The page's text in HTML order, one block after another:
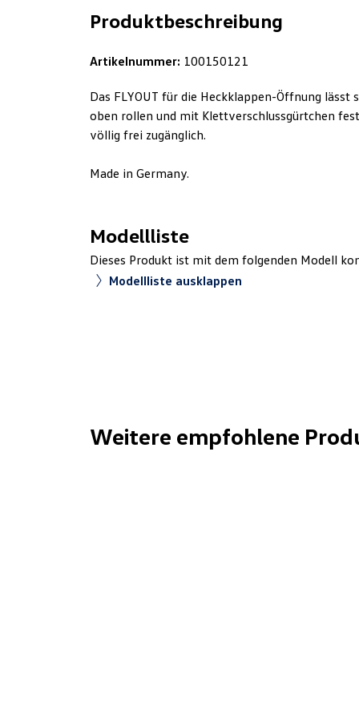
Produktbeschreibung
Artikelnummer: 100150121
Das FLYOUT für die Heckklappen-Öffnung
oben rollen und mit Klettverschlussgürtchen
völlig frei zugänglich.
Made in Germany.
Modellliste
Dieses Produkt ist mit dem folgenden Modell
Modellliste ausklappen
Weitere empfohlene